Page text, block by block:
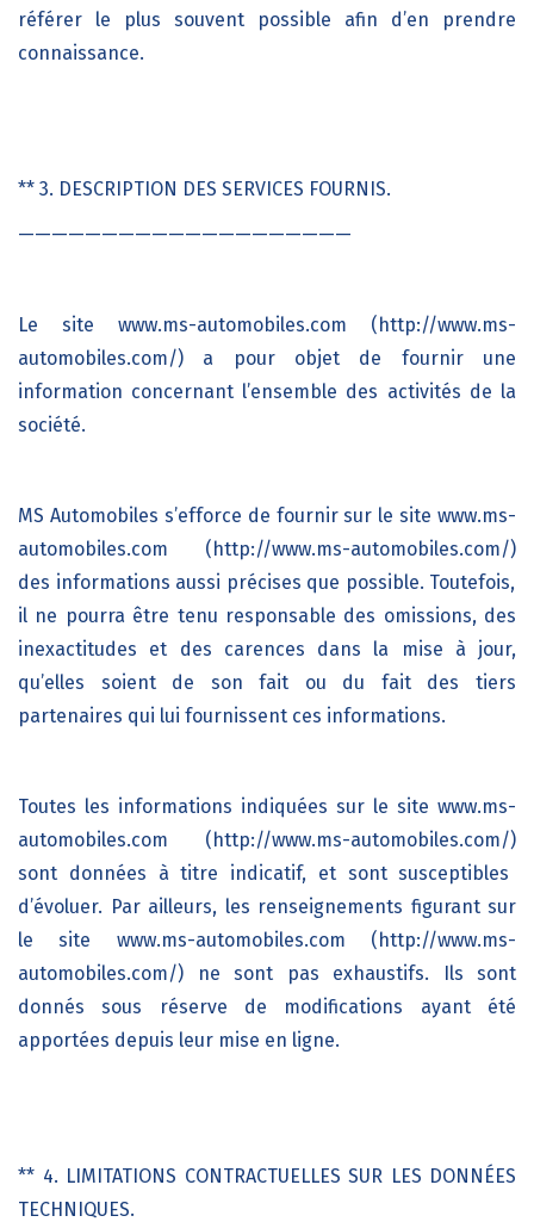
référer le plus souvent possible afin d’en prendre
connaissance.
** 3. DESCRIPTION DES SERVICES FOURNIS.
————————————————————
Le site www.ms-automobiles.com (http://www.ms-
automobiles.com/) a pour objet de fournir une
information concernant l’ensemble des activités de la
société.
MS Automobiles s’efforce de fournir sur le site www.ms-
automobiles.com (http://www.ms-automobiles.com/)
des informations aussi précises que possible. Toutefois,
il ne pourra être tenu responsable des omissions, des
inexactitudes et des carences dans la mise à jour,
qu’elles soient de son fait ou du fait des tiers
partenaires qui lui fournissent ces informations.
Toutes les informations indiquées sur le site www.ms-
automobiles.com (http://www.ms-automobiles.com/)
sont données à titre indicatif, et sont susceptibles
d’évoluer. Par ailleurs, les renseignements figurant sur
le site www.ms-automobiles.com (http://www.ms-
automobiles.com/) ne sont pas exhaustifs. Ils sont
donnés sous réserve de modifications ayant été
apportées depuis leur mise en ligne.
** 4. LIMITATIONS CONTRACTUELLES SUR LES DONNÉES
TECHNIQUES.